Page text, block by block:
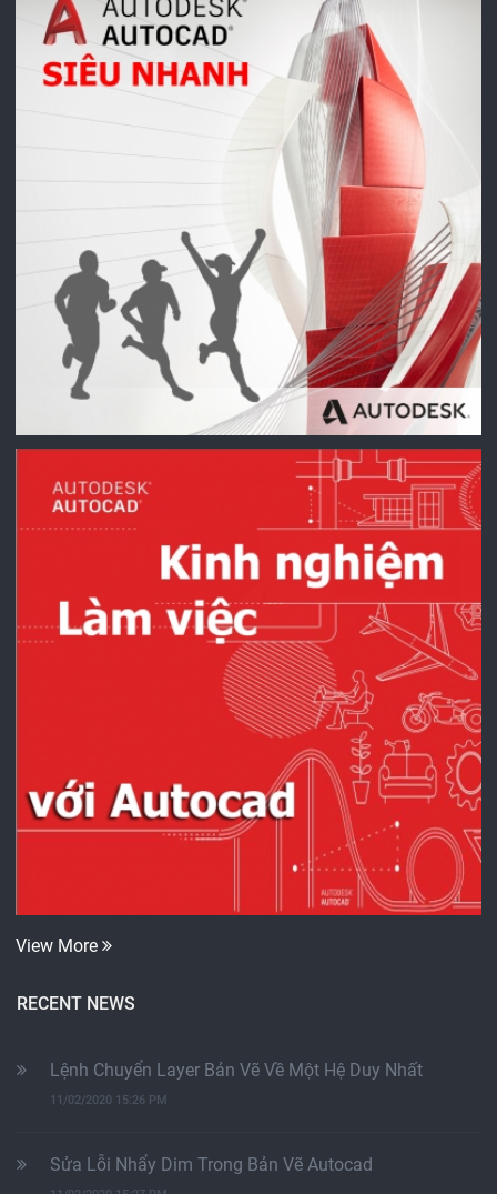
View More
RECENT NEWS
Lệnh Chuyển Layer Bản Vẽ Về Một Hệ Duy Nhất
11/02/2020 15:26 PM
Sửa Lỗi Nhẩy Dim Trong Bản Vẽ Autocad